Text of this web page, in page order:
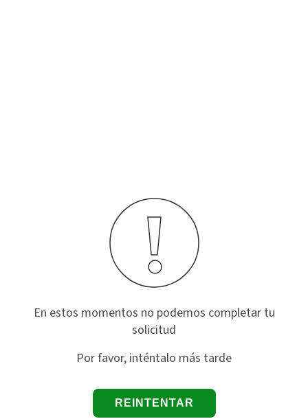
En estos momentos no podemos completar tu
solicitud
Por favor, inténtalo más tarde
REINTENTAR